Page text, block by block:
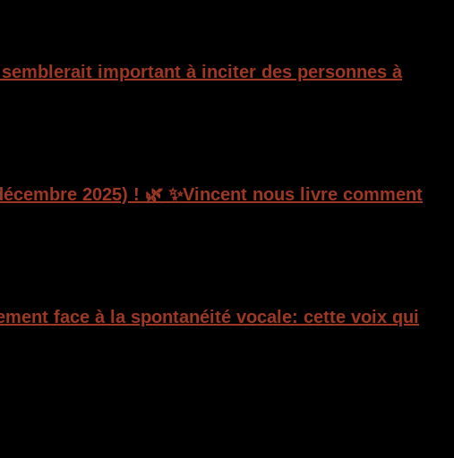
important à inciter des personnes à
2025) ! 🌿 ✨Vincent nous livre comment
face à la spontanéité vocale: cette voix qui